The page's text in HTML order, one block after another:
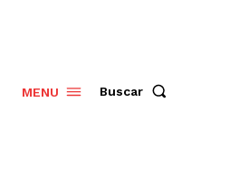
MENU Buscar